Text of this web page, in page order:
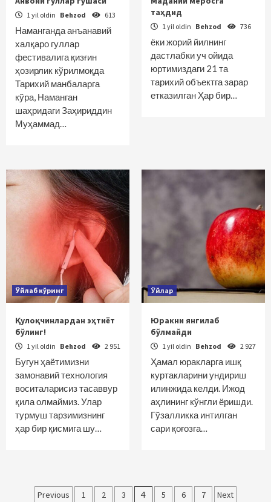
1 yil oldin Behzod 613
Наманганда анъанавий
халқаро гуллар
фестивалига қизғин
ҳозирлик кўрилмоқда
Тарихий манбаларга
кўра, Наманган
шаҳридаги Заҳириддин
Муҳаммад…
таҳдид
1 yil oldin Behzod 736
ёки жорий йилнинг
дастлабки уч ойида
юртимиздаги 21 та
тарихий объектга зарар
етказилган Ҳар бир…
Ўйлаб кўринг
Қулоқчинлардан эҳтиёт
бўлинг!
1 yil oldin Behzod 2 951
Бугун ҳаётимизни
замонавий технология
воситаларисиз тасаввур
қила олмаймиз. Улар
турмуш тарзимизнинг
ҳар бир қисмига шу…
Ўйлар
Юракни янгилаб
бўлмайди
1 yil oldin Behzod 2 927
Ҳамал юракларга ишқ
куртакларини ундириш
илинжида келди. Ижод
аҳлининг кўнгли ёришди.
Гўзалликка интилган
сари қоғозга…
Maqolalar
Previous 1 2 3 4 5 6 7 Next